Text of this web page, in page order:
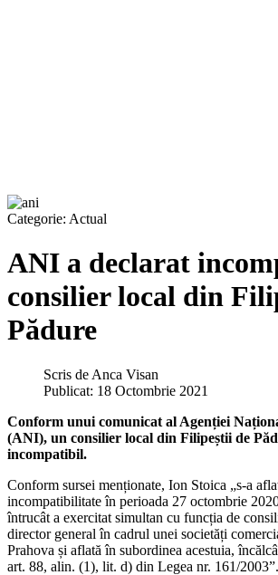
Categorie: Actual
ANI a declarat
consilier local din
Pădure
Scris de Anca Visan
Publicat: 18 Octombrie 2021
Conform unui comunicat al Agenției
(ANI), un consilier local din Filipeștii de
incompatibil.
Conform sursei menționate, Ion Stoica „s-a
incompatibilitate în perioada 27 octombrie
întrucât a exercitat simultan cu funcția de
director general în cadrul unei societăți
Prahova și aflată în subordinea acestuia,
art. 88, alin. (1), lit. d) din Legea nr. 161/2003”.